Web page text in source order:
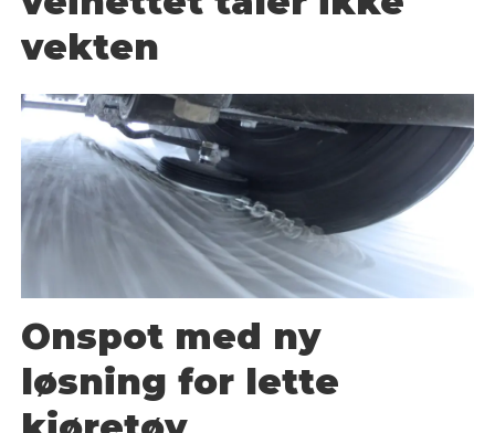
vekten
Onspot med ny
løsning for lette